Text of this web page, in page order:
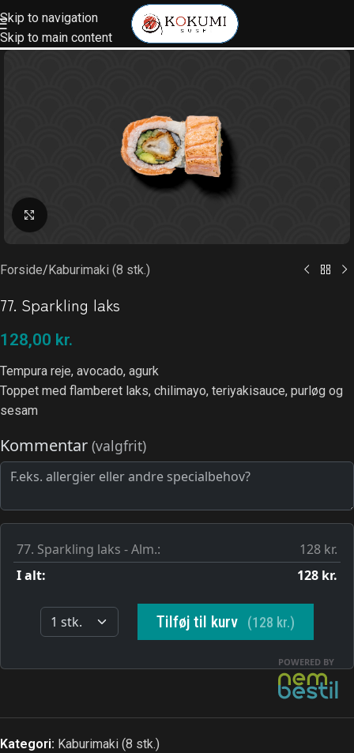
Skip to navigation
Skip to main content
Klik for at forstørre
Forside/ Kaburimaki (8 stk.)
77. Sparkling laks
128,00 kr.
Tempura reje, avocado, agurk
Toppet med flamberet laks, chilimayo, teriyakisauce, purløg og
sesam
Kategori: Kaburimaki (8 stk.)